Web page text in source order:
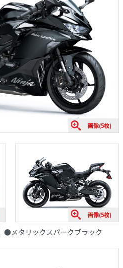
画像(5枚)
画像(5枚)
●メタリックスパークブラック